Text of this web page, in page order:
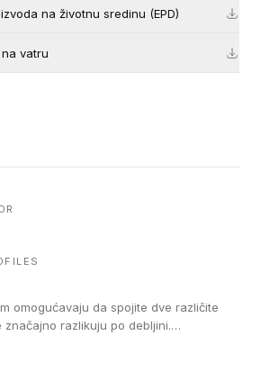
na životnu sredinu (EPD)
vatru
omogućavaju da spojite dve različite
razlikuju po debljini.